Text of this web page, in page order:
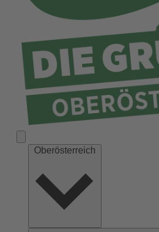
Ried
Schärding
Steyr
Steyr-Land
Urfahr-Umgebung
Vöcklabruck
Oberösterreich